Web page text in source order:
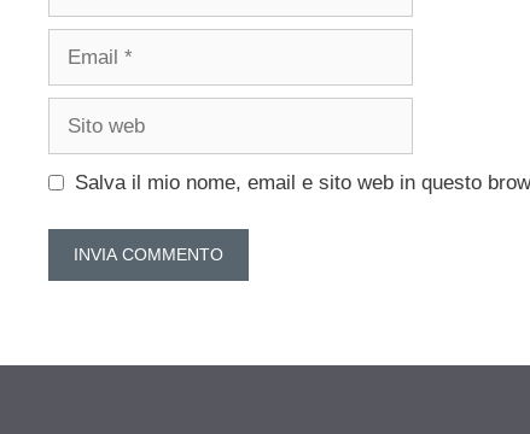
Salva il mio nome, email e sito web in questo